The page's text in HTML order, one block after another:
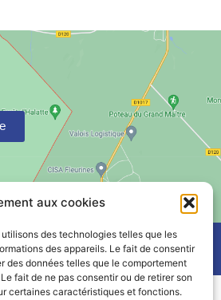
aux cookies
des technologies telles que les
des appareils. Le fait de consentir
des données telles que le comportement
fait de ne pas consentir ou de retirer son
certaines caractéristiques et fonctions.